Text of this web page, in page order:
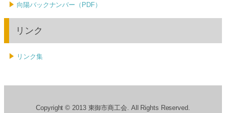
向陽バックナンバー（PDF）
リンク
リンク集
Copyright © 2013 東御市商工会. All Rights Reserved.